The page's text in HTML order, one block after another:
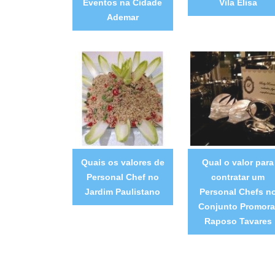
Eventos na Cidade
Ademar
Vila Elisa
Quais os valores de
Personal Chef no
Jardim Paulistano
Qual o valor para
contratar um
Personal Chefs
Conjunto
Raposo Tavares